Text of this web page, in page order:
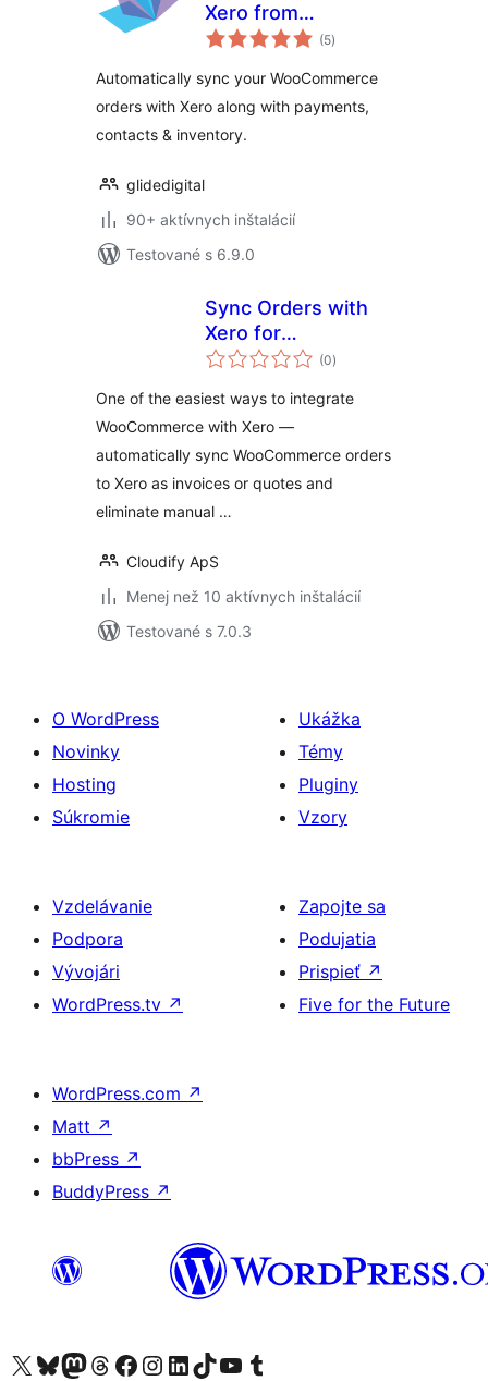
Xero from
WooCommerce –
(5celkové
hodnotenie
)
Automatically sync your WooCommerce
orders with Xero along with payments,
contacts & inventory.
glidedigital
90+ aktívnych inštalácií
Testované s 6.9.0
Sync Orders with
Xero for
WooCommerce –
(0celkové
hodnotenie
)
One of the easiest ways to integrate
WooCommerce with Xero —
automatically sync WooCommerce orders
to Xero as invoices or quotes and
eliminate manual …
Cloudify ApS
Menej než 10 aktívnych inštalácií
Testované s 7.0.3
O WordPress
Novinky
Hosting
Súkromie
Ukážka
Témy
Pluginy
Vzory
Vzdelávanie
Podpora
Vývojári
WordPress.tv ↗
Zapojte sa
Podujatia
Prispieť ↗
Five for the Future
WordPress.com ↗
Matt ↗
bbPress ↗
BuddyPress ↗
Navštívte náš účet na X (predtým Twitter)
Navštívte náš účet na platforme Bluesky
Navštívte náš účet na Mastodone
Navštívte náš účet na platforme Threads
Navštívte našu stránku na Facebooku
Navštívte náš účet Instagram
Navštívte náš účet LinkedIn
Navštívte náš účet na platforme TikTok
Navštívte náš kanál YouTube
Navštívte náš účet na platforme Tumblr